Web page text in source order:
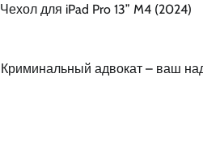
Чехол для iPad Pro 13” M4 (2024)
Криминальный адвокат – ваш